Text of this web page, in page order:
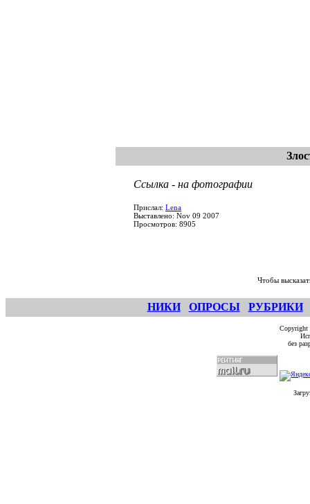
Ссылка - на фотографии
Прислал: Lena
Выставлено: Nov 09 2007
Просмотров: 8905
Чтобы
НИКИ ОПРОСЫ РУБРИКИ
без